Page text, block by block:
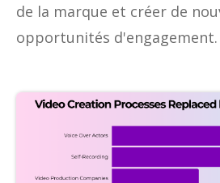
de la marque et créer de
opportunités d'engagement.